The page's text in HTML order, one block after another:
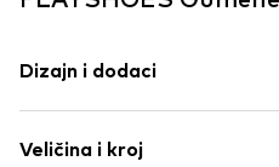
Dizajn i dodaci
Okrugli vrh
Veličina i kroj